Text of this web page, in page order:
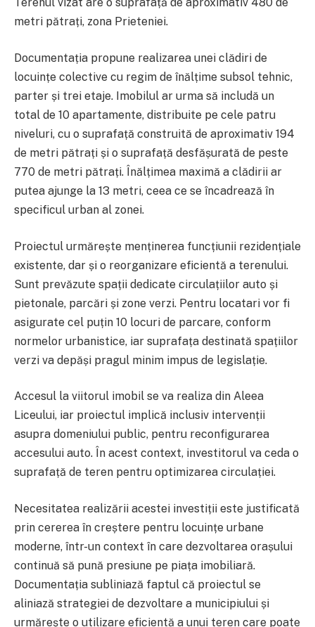
metri pătrați, zona Prieteniei.
Documentația propune realizarea unei clădiri de
locuințe colective cu regim de înălțime subsol tehnic,
parter și trei etaje. Imobilul ar urma să includă un
total de 10 apartamente, distribuite pe cele patru
niveluri, cu o suprafață construită de aproximativ 194
de metri pătrați și o suprafață desfășurată de peste
770 de metri pătrați. Înălțimea maximă a clădirii ar
putea ajunge la 13 metri, ceea ce se încadrează în
specificul urban al zonei.
Proiectul urmărește menținerea funcțiunii rezidențiale
existente, dar și o reorganizare eficientă a terenului.
Sunt prevăzute spații dedicate circulațiilor auto și
pietonale, parcări și zone verzi. Pentru locatari vor fi
asigurate cel puțin 10 locuri de parcare, conform
normelor urbanistice, iar suprafața destinată spațiilor
verzi va depăși pragul minim impus de legislație.
Accesul la viitorul imobil se va realiza din Aleea
Liceului, iar proiectul implică inclusiv intervenții
asupra domeniului public, pentru reconfigurarea
accesului auto. În acest context, investitorul va ceda o
suprafață de teren pentru optimizarea circulației.
Necesitatea realizării acestei investiții este justificată
prin cererea în creștere pentru locuințe urbane
moderne, într-un context în care dezvoltarea orașului
continuă să pună presiune pe piața imobiliară.
Documentația subliniază faptul că proiectul se
aliniază strategiei de dezvoltare a municipiului și
urmărește o utilizare eficientă a unui teren care poate